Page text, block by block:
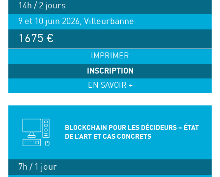
14h / 2 jours
9 et 10 juin 2026, Villeurbanne
1675 €
IMPRIMER
INSCRIPTION
EN SAVOIR +
BLOCKCHAIN POUR LES DÉCIDEURS – ÉTAT
DE L’ART ET CAS CONCRETS
7h / 1 jour